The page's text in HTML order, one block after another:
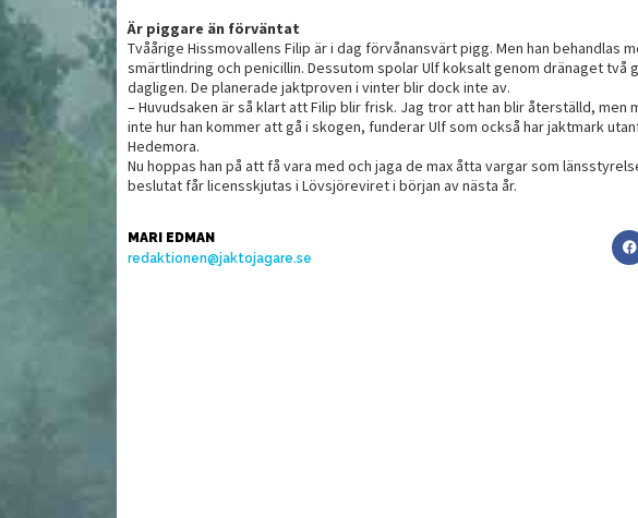
Är piggare än förväntat
Tvåårige Hissmovallens Filip är i dag förvånansvärt pigg. Men han behandlas
smärtlindring och penicillin. Dessutom spolar Ulf koksalt genom dränaget två
dagligen. De planerade jaktproven i vinter blir dock inte av.
– Huvudsaken är så klart att Filip blir frisk. Jag tror att han blir återställd, men
inte hur han kommer att gå i skogen, funderar Ulf som också har jaktmark
Hedemora.
Nu hoppas han på att få vara med och jaga de max åtta vargar som
beslutat får licensskjutas i Lövsjöreviret i början av nästa år.
MARI EDMAN
redaktionen@jaktojagare.se